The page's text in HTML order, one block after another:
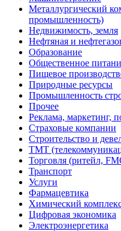
Металлургический
промышленность)
Недвижимость, земля
Нефтяная и
Образование
Общественное
Пищевое
Природные ресурсы
Промышленность
Прочее
Реклама, маркетинг,
Страховые компании
Строительство и
ТМТ
Торговля (ритейл,
Транспорт
Услуги
Фармацевтика
Химический
Цифровая экономика
Электроэнергетика